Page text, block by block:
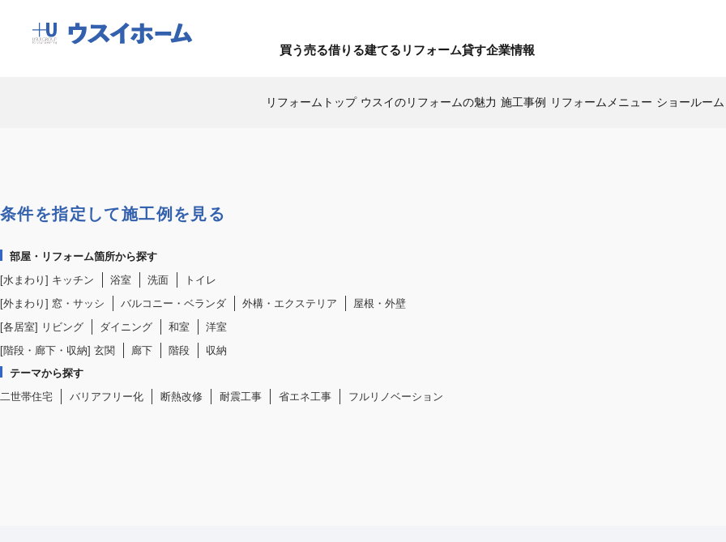
買う
新築戸建て 土地
売る
建物状況調査
借りる
賃貸住宅トップ 事業用トップ
建てる リフォーム貸す企業情報
COMPANY INFO 企業情報トップ
リフォームトップ ウスイのリフォームの魅力 施工事例 リフォームメニュー ショールーム
条件を指定して施工例を見る
部屋・リフォーム箇所から探す
[水まわり] キッチン 浴室 洗面
トイレ
[外まわり] 窓・サッシ バルコニー・ベランダ 外構・エクステリア
屋根・外壁
[各居室] リビング ダイニング 和室
洋室
[階段・廊下・収納] 玄関 廊下 階段
収納
テーマから探す
二世帯住宅
バリアフリー化 断熱改修 耐震工事 省エネ工事 フルリノベーション